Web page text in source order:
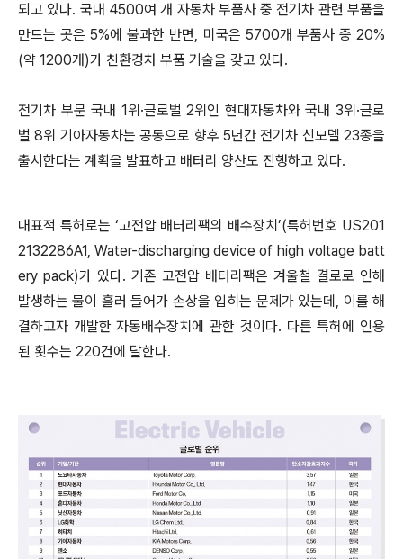
되고 있다. 국내 4500여 개 자동차 부품사 중 전기차 관련 부품을
만드는 곳은 5%에 불과한 반면, 미국은 5700개 부품사 중 20%
(약 1200개)가 친환경차 부품 기술을 갖고 있다.
전기차 부문 국내 1위·글로벌 2위인 현대자동차와 국내 3위·글로
벌 8위 기아자동차는 공동으로 향후 5년간 전기차 신모델 23종을
출시한다는 계획을 발표하고 배터리 양산도 진행하고 있다.
대표적 특허로는 ‘고전압 배터리팩의 배수장치’(특허번호 US201
2132286A1, Water-discharging device of high voltage batt
ery pack)가 있다. 기존 고전압 배터리팩은 겨울철 결로로 인해
발생하는 물이 흘러 들어가 손상을 입히는 문제가 있는데, 이를 해
결하고자 개발한 자동배수장치에 관한 것이다. 다른 특허에 인용
된 횟수는 220건에 달한다.